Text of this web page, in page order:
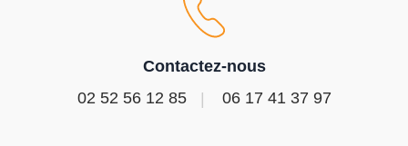
Contactez-nous
02 52 56 12 85
06 17 41 37 97